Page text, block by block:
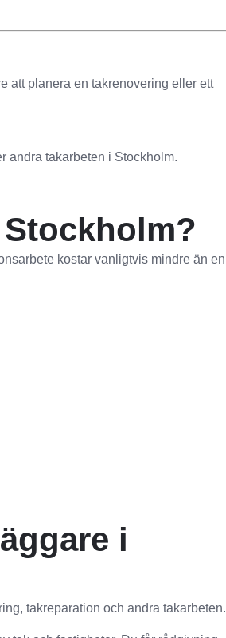
att planera en takrenovering eller ett
andra takarbeten i Stockholm.
kostar vanligtvis mindre än en
i
takreparation och andra takarbeten.